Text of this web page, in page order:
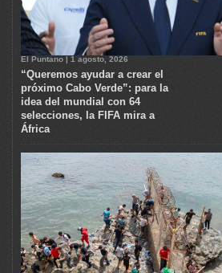
El Puntano | 1 agosto, 2026
“Queremos ayudar a crear el
próximo Cabo Verde”: para la
idea del mundial con 64
selecciones, la FIFA mira a
África